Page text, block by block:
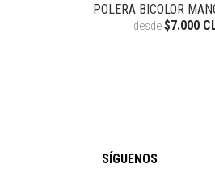
POLERA BICOLOR
desde$7.000
SÍGUENOS